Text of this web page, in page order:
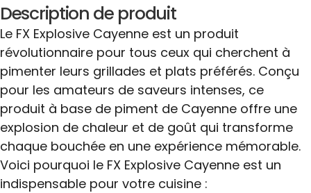
Description de produit
Le FX Explosive Cayenne est un produit
révolutionnaire pour tous ceux qui cherchent à
pimenter leurs grillades et plats préférés. Conçu
pour les amateurs de saveurs intenses, ce
produit à base de piment de Cayenne offre une
explosion de chaleur et de goût qui transforme
chaque bouchée en une expérience mémorable.
Voici pourquoi le FX Explosive Cayenne est un
indispensable pour votre cuisine :